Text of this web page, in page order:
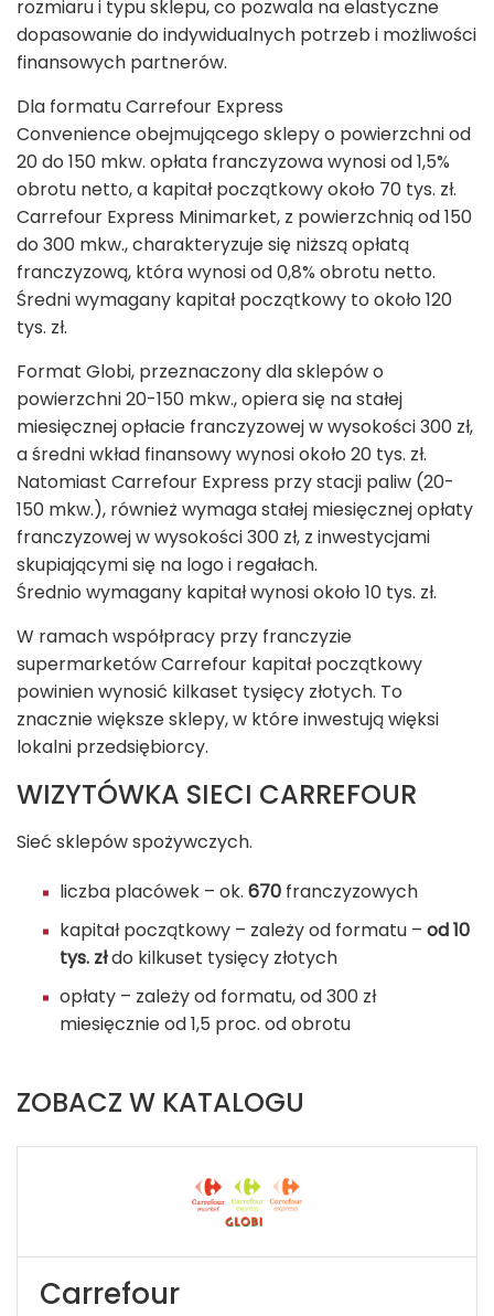
rozmiaru i typu sklepu, co pozwala na elastyczne
dopasowanie do indywidualnych potrzeb i możliwości
finansowych partnerów.
Dla formatu Carrefour Express
Convenience obejmującego sklepy o powierzchni od
20 do 150 mkw. opłata franczyzowa wynosi od 1,5%
obrotu netto, a kapitał początkowy około 70 tys. zł.
Carrefour Express Minimarket, z powierzchnią od 150
do 300 mkw., charakteryzuje się niższą opłatą
franczyzową, która wynosi od 0,8% obrotu netto.
Średni wymagany kapitał początkowy to około 120
tys. zł.
Format Globi, przeznaczony dla sklepów o
powierzchni 20-150 mkw., opiera się na stałej
miesięcznej opłacie franczyzowej w wysokości 300 zł,
a średni wkład finansowy wynosi około 20 tys. zł.
Natomiast Carrefour Express przy stacji paliw (20-
150 mkw.), również wymaga stałej miesięcznej opłaty
franczyzowej w wysokości 300 zł, z inwestycjami
skupiającymi się na logo i regałach.
Średnio wymagany kapitał wynosi około 10 tys. zł.
W ramach współpracy przy franczyzie
supermarketów Carrefour kapitał początkowy
powinien wynosić kilkaset tysięcy złotych. To
znacznie większe sklepy, w które inwestują więksi
lokalni przedsiębiorcy.
WIZYTÓWKA SIECI CARREFOUR
Sieć sklepów spożywczych.
liczba placówek – ok. 670 franczyzowych
kapitał początkowy – zależy od formatu – od 10
tys. złdo kilkuset tysięcy złotych
opłaty – zależy od formatu, od 300 zł
miesięcznie od 1,5 proc. od obrotu
ZOBACZ W KATALOGU
Carrefour